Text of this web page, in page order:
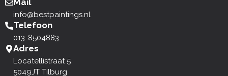
Mail
info@bestpaintings.nl
Telefoon
013-8504883
Adres
Locatellistraat 5
5049JT Tilburg